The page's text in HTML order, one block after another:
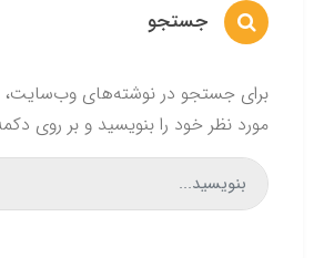
جستجو
برای جستجو در نوشته‌های وب‌سایت،
مورد نظر خود را بنویسید و بر روی